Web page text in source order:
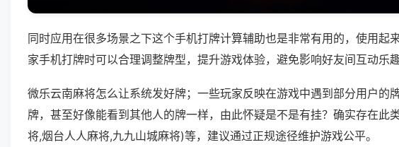
同时应用在很多场景之下这个手机打牌计算辅助也是非常有用的，使用起
家手机打牌时可以合理调整牌型，提升游戏体验，避免影响好友间互动乐趣
微乐云南麻将怎么让系统发好牌；一些玩家反映在游戏中遇到部分用户的
牌，甚至好像能看到其他人的牌一样，由此怀疑是不是有挂？确实存在此
将,烟台人人麻将,九九山城麻将)等，建议通过正规途径维护游戏公平。